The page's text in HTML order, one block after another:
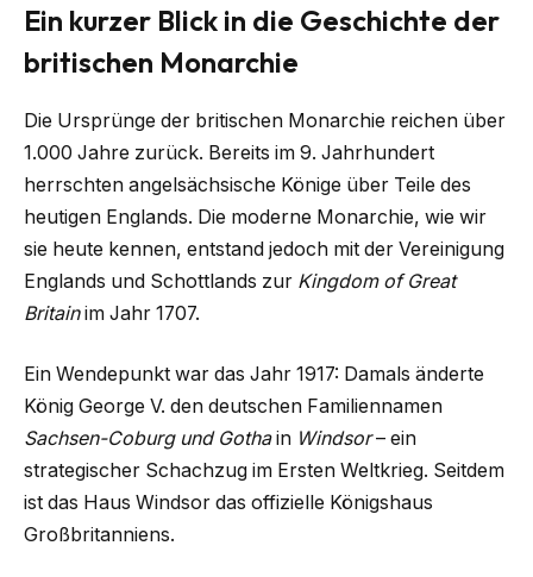
Ein kurzer Blick in die Geschichte der
britischen Monarchie
Die Ursprünge der britischen Monarchie reichen über
1.000 Jahre zurück. Bereits im 9. Jahrhundert
herrschten angelsächsische Könige über Teile des
heutigen Englands. Die moderne Monarchie, wie wir
sie heute kennen, entstand jedoch mit der Vereinigung
Englands und Schottlands zur Kingdom of Great
Britainim Jahr 1707.
Ein Wendepunkt war das Jahr 1917: Damals änderte
König George V. den deutschen Familiennamen
Sachsen-Coburg und Gothain Windsor– ein
strategischer Schachzug im Ersten Weltkrieg. Seitdem
ist das Haus Windsor das offizielle Königshaus
Großbritanniens.